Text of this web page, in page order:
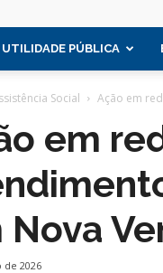
UTILIDADE PÚBLICA
Social Ação em
em
Nova
de 2026